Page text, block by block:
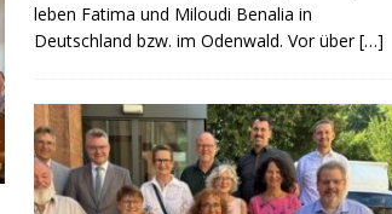
leben Fatima und Miloudi Benalia in
Deutschland bzw. im Odenwald. Vor über[…]